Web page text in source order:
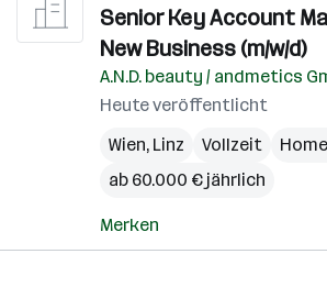
Senior Key Account
New Business (m/w/d)
A.N.D. beauty / andmetics
Heute veröffentlicht
Wien, Linz Vollzeit
ab 60.000 € jährlich
Merken